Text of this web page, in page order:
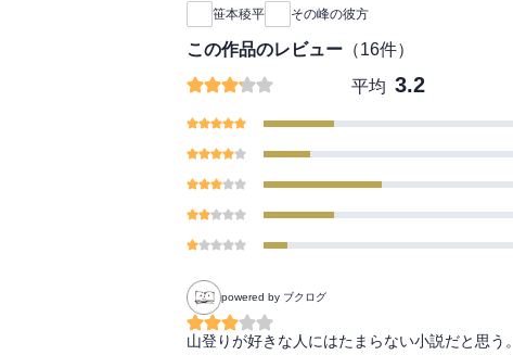
笹本稜平 その峰の彼方
この作品のレビュー （16件）
平均 3.2
powered by ブクログ
山登りが好きな人にはたまらない小説だと思う。